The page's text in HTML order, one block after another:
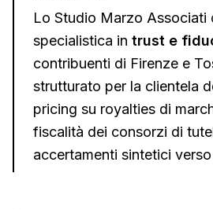
Lo Studio Marzo Associati
specialistica in trust e
contribuenti di Firenze e
strutturato per la clientela
pricing su royalties di
fiscalità dei consorzi di
accertamenti sintetici